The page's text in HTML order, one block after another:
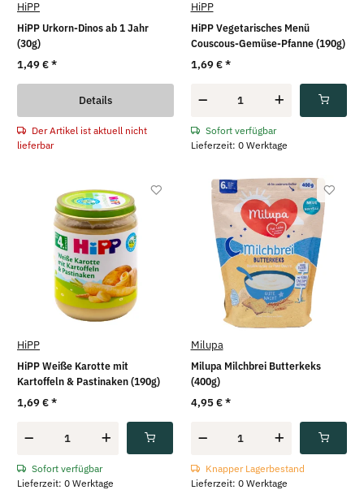
HiPP
HiPP Urkorn-Dinos ab 1 Jahr
(30g)
1,49 €*
Details
Der Artikel ist aktuell nicht
lieferbar
HiPP
HiPP Vegetarisches Menü
Couscous-Gemüse-Pfanne (190g)
1,69 €*
Sofort verfügbar
Lieferzeit: 0 Werktage
HiPP
HiPP Weiße Karotte mit
Kartoffeln & Pastinaken (190g)
1,69 €*
Sofort verfügbar
Lieferzeit: 0 Werktage
Milupa
Milupa Milchbrei Butterkeks
(400g)
4,95 €*
Knapper Lagerbestand
Lieferzeit: 0 Werktage